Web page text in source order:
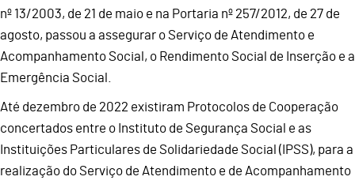
nº 13/2003, de 21 de maio e na Portaria nº 257/2012, de 27 de
agosto, passou a assegurar o Serviço de Atendimento e
Acompanhamento Social, o Rendimento Social de Inserção e a
Emergência Social.
Até dezembro de 2022 existiram Protocolos de Cooperação
concertados entre o Instituto de Segurança Social e as
Instituições Particulares de Solidariedade Social (IPSS), para a
realização do Serviço de Atendimento e de Acompanhamento